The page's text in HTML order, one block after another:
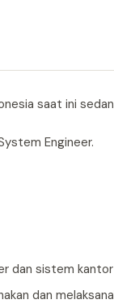
saat ini
Engineer.
dan sistem kantor
dan